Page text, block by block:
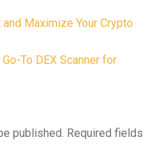
Maximize Your Crypto
To DEX Scanner for
published. Required fields